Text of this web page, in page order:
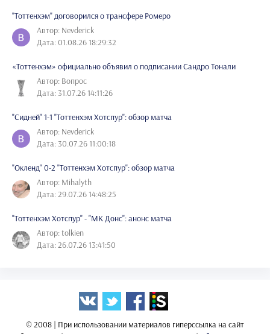
"Тоттенхэм" договорился о трансфере Ромеро
Автор: Nevderick
Дата: 01.08.26 18:29:32
«Тоттенхэм» официально объявил о подписании Сандро Тонали
Автор: Вопрос
Дата: 31.07.26 14:11:26
"Сидней" 1-1 "Тоттенхэм Хотспур": обзор матча
Автор: Nevderick
Дата: 30.07.26 11:00:18
"Окленд" 0-2 "Тоттенхэм Хотспур": обзор матча
Автор: Mihalyth
Дата: 29.07.26 14:48:25
"Тоттенхэм Хотспур" - "МК Донс": анонс матча
Автор: tolkien
Дата: 26.07.26 13:41:50
© 2008 | При использовании материалов гиперссылка на сайт